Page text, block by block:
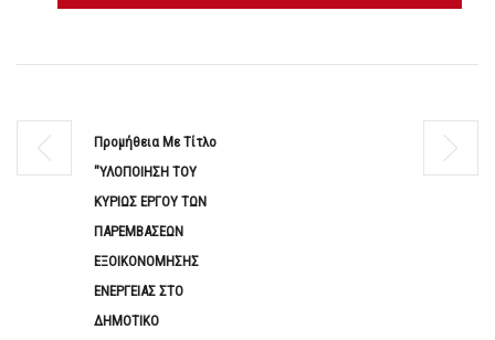
Προμήθεια Με Τίτλο
"ΥΛΟΠΟΙΗΣΗ ΤΟΥ
ΚΥΡΙΩΣ ΕΡΓΟΥ ΤΩΝ
ΠΑΡΕΜΒΑΣΕΩΝ
ΕΞΟΙΚΟΝΟΜΗΣΗΣ
ΕΝΕΡΓΕΙΑΣ ΣΤΟ
ΔΗΜΟΤΙΚΟ